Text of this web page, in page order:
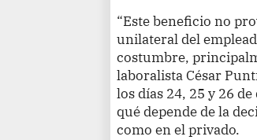
“Este beneficio no
unilateral del
costumbre,
laboralista César
los días 24, 25 y 26
qué depende de la
como en el privado.